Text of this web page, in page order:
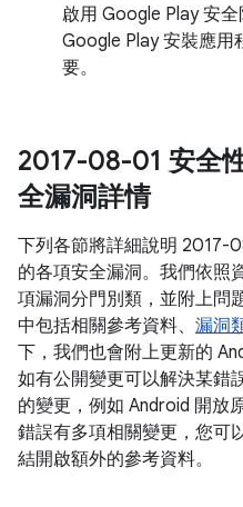
啟用 Google Play 安
Google Play 安裝應用
要。
2017-08-01 安全
全漏洞詳情
下列各節將詳細說明 2017-
的各項安全漏洞。我們依照
項漏洞分門別類，並附上問
中包括相關參考資料、 漏洞
下，我們也會附上更新的
如有公開變更可以解決某錯
的變更，例如 Android 開放
錯誤有多項相關變更，您可
結開啟額外的參考資料。